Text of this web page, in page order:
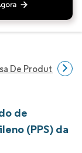
De Produtos
de
(PPS) da